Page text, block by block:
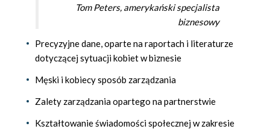
Tom Peters, amerykański specjalista
biznesowy
Precyzyjne dane, oparte na raportach i literaturze
dotyczącej sytuacji kobiet w biznesie
Męski i kobiecy sposób zarządzania
Zalety zarządzania opartego na partnerstwie
Kształtowanie świadomości społecznej w zakresie